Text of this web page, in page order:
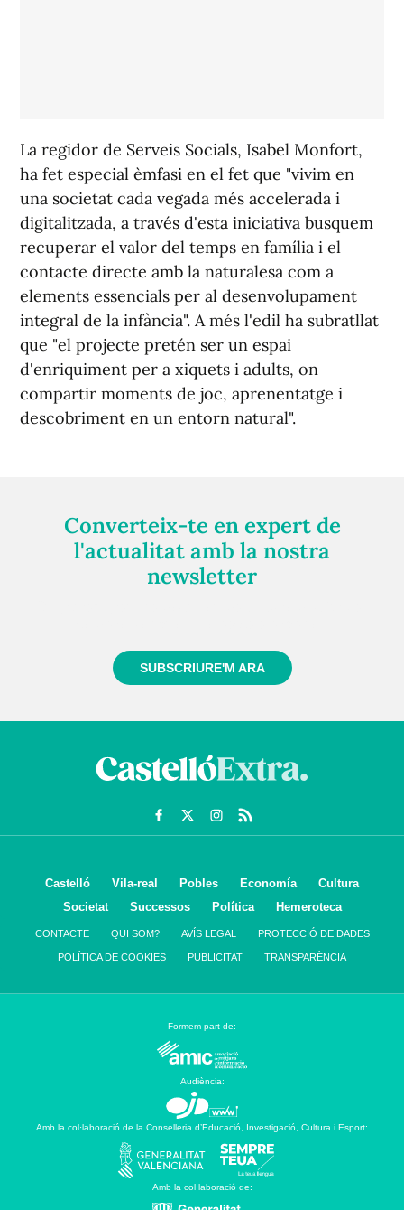
La regidor de Serveis Socials, Isabel Monfort,
ha fet especial èmfasi en el fet que "vivim en
una societat cada vegada més accelerada i
digitalitzada, a través d'esta iniciativa busquem
recuperar el valor del temps en família i el
contacte directe amb la naturalesa com a
elements essencials per al desenvolupament
integral de la infància". A més l'edil ha subratllat
que "el projecte pretén ser un espai
d'enriquiment per a xiquets i adults, on
compartir moments de joc, aprenentatge i
descobriment en un entorn natural".
Converteix-te en expert de
l'actualitat amb la nostra
newsletter
SUBSCRIURE'M ARA
Castelló Vila-real Pobles Economía
Cultura
Societat
Successos Política Hemeroteca
CONTACTE QUI SOM? AVÍS LEGAL PROTECCIÓ DE DADES
POLÍTICA DE COOKIES PUBLICITAT TRANSPARÈNCIA
Formem part de:
Audiència:
Amb la col·laboració de la Conselleria d’Educació, Investigació, Cultura i Esport:
Amb la col·laboració de: